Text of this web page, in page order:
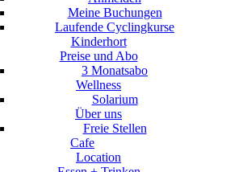
Meine Buchungen
Laufende Cyclingkurse
Kinderhort
Preise und Abo
3 Monatsabo
Wellness
Solarium
Über uns
Freie Stellen
Cafe
Location